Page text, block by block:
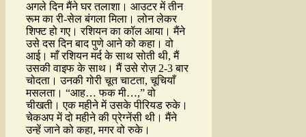
अगले दिन मैंने घर तलाशा। आउटर में तीन
रूम का री-सेल बंगला मिला। लोन लेकर
शिफ्ट हो गए। रशियन का कॉल आया। मैंने
उसे दस दिन बाद पुणे आने को कहा। वो
आई। माँ रशियन मर्द के साथ सोती थी, मैं
उसकी वाइफ के साथ। मैं उसे रोज़ 2-3 बार
चोदता। उनकी गोरी चूत चाटता, चूचियाँ
मसलता। “आह… फक मी…,” वो
चीखती। एक महीने में उसके पीरियड रुके।
चेकअप में दो महीने की प्रेग्नेंसी थी। मैंने
उन्हें जाने को कहा, मगर वो रुके।